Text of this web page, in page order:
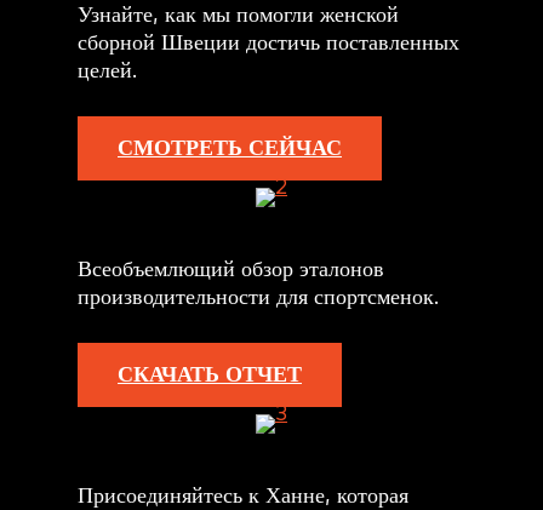
Узнайте, как мы помогли женской
сборной Швеции достичь поставленных
целей.
СМОТРЕТЬ СЕЙЧАС
Всеобъемлющий обзор эталонов
производительности для спортсменок.
СКАЧАТЬ ОТЧЕТ
Присоединяйтесь к Ханне, которая